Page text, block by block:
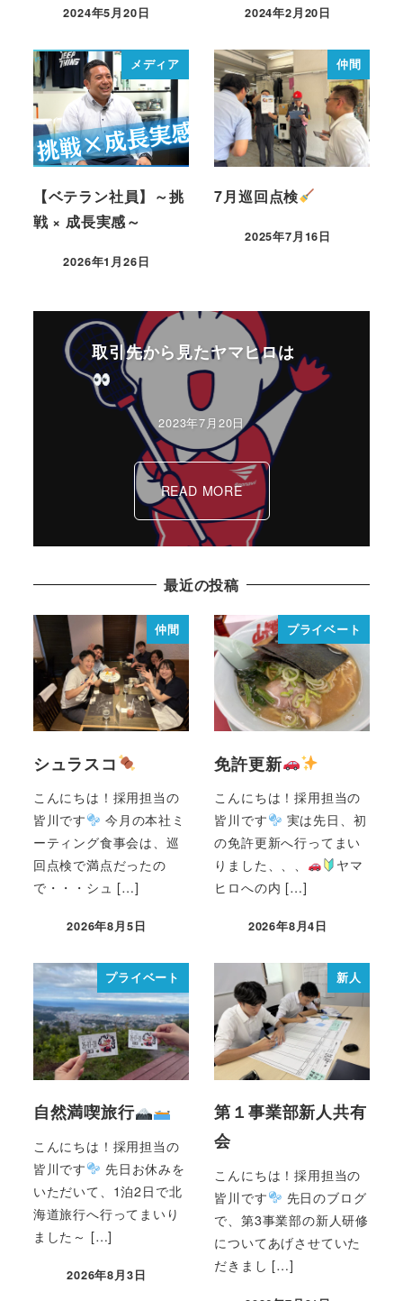
2024年5月20日 2024年2月20日
メディア
【ベテラン社員】～挑
戦 × 成長実感～
2026年1月26日
仲間
7月巡回点検
2025年7月16日
取引先から見たヤマヒロは
2023年7月20日
READ MORE
最近の投稿
仲間
シュラスコ
こんにちは！採用担当の
皆川です
今月の本社ミ
ーティング食事会は、巡
回点検で満点だったの
で・・・シュ […]
2026年8月5日
プライベート
免許更新
こんにちは！採用担当の
皆川です
実は先日、初
の免許更新へ行ってまい
りました、、、
ヤマ
ヒロへの内 […]
2026年8月4日
プライベート
自然満喫旅行
こんにちは！採用担当の
皆川です
先日お休みを
いただいて、1泊2日で北
海道旅行へ行ってまいり
ました～ […]
2026年8月3日
新人
第１事業部新人共有
会
こんにちは！採用担当の
皆川です
先日のブログ
で、第3事業部の新人研修
についてあげさせていた
だきまし […]